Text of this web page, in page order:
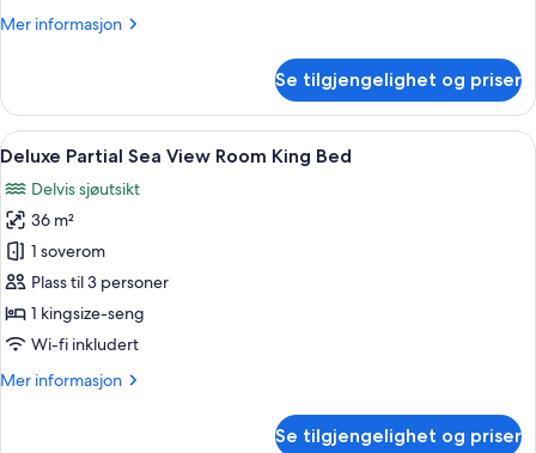
Mer informasjon
Mer
Bedroom
Corner
Suite
Se tilgjengelighet og priser
Åpne
alle
bildene
av
Deluxe
Partial
Sea
View
King
Sengetøy i egyptisk bomull,
5
Deluxe Partial Sea View Room King Bed
Delvis sjøutsikt
36 m²
1 soverom
Plass til 3 personer
1 kingsize-seng
Wi-fi inkludert
Mer informasjon
Mer
Se tilgjengelighet og priser